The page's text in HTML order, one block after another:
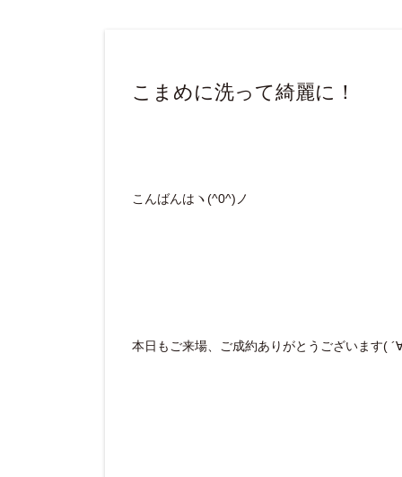
こまめに洗って綺麗に！
こんばんはヽ(^0^)ノ
本日もご来場、ご成約ありがとうございます(